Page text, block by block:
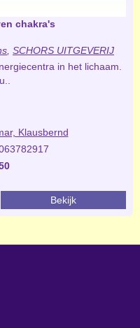
chakra's
SCHORS UITGEVERIJ
in het lichaam.
Klausbernd
Bekijk